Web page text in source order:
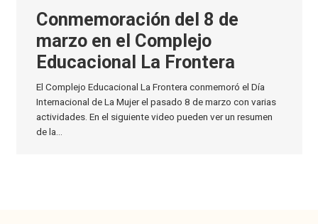
Conmemoración del 8 de
marzo en el Complejo
Educacional La Frontera
El Complejo Educacional La Frontera conmemoró el Día
Internacional de La Mujer el pasado 8 de marzo con varias
actividades. En el siguiente video pueden ver un resumen
de la…